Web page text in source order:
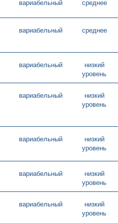
вариабельный среднее
вариабельный среднее
вариабельный
низкий
уровень
вариабельный
низкий
уровень
вариабельный
низкий
уровень
вариабельный
низкий
уровень
вариабельный
низкий
уровень